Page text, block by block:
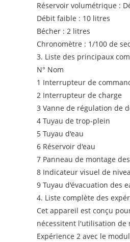
Réservoir volumétrique :
Débit faible : 10 litres
Bécher : 2 litres
Chronomètre : 1/100 de
3. Liste des principaux
N° Nom
1 Interrupteur de
2 Interrupteur de charge
3 Vanne de régulation de
4 Tuyau de trop-plein
5 Tuyau d'eau
6 Réservoir d'eau
7 Panneau de montage
8 Indicateur visuel de
9 Tuyau d'évacuation des
4. Liste complète des
Cet appareil est conçu
nécessitent l'utilisation de
Expérience 2 avec le